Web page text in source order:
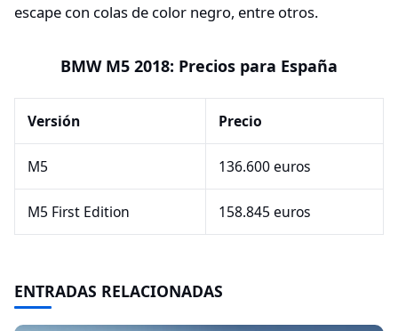
escape con colas de color negro, entre otros.
BMW M5 2018: Precios para España
Versión Precio
M5 136.600 euros
M5 First Edition 158.845 euros
ENTRADAS RELACIONADAS